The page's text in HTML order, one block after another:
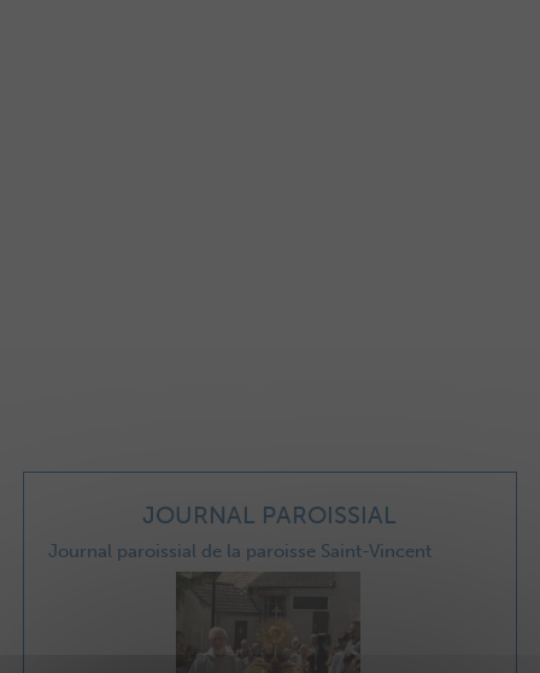
JOURNAL PAROISSIAL
Journal paroissial de la paroisse Saint-Vincent